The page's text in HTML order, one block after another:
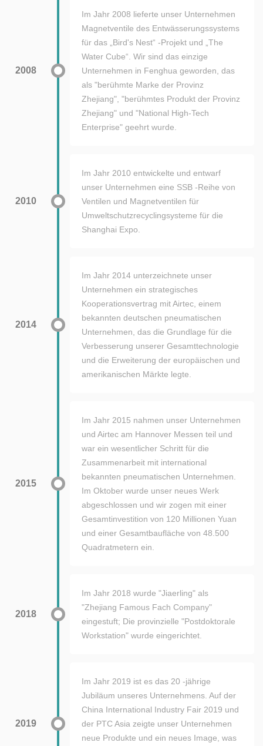
2008
Im Jahr 2008 lieferte unser Unternehmen
Magnetventile des Entwässerungssystems
für das „Bird's Nest“ -Projekt und „The
Water Cube“. Wir sind das einzige
Unternehmen in Fenghua geworden, das
als "berühmte Marke der Provinz
Zhejiang", "berühmtes Produkt der Provinz
Zhejiang" und "National High-Tech
Enterprise" geehrt wurde.
2010
Im Jahr 2010 entwickelte und entwarf
unser Unternehmen eine SSB -Reihe von
Ventilen und Magnetventilen für
Umweltschutzrecyclingsysteme für die
Shanghai Expo.
2014
Im Jahr 2014 unterzeichnete unser
Unternehmen ein strategisches
Kooperationsvertrag mit Airtec, einem
bekannten deutschen pneumatischen
Unternehmen, das die Grundlage für die
Verbesserung unserer Gesamttechnologie
und die Erweiterung der europäischen und
amerikanischen Märkte legte.
2015
Im Jahr 2015 nahmen unser Unternehmen
und Airtec am Hannover Messen teil und
war ein wesentlicher Schritt für die
Zusammenarbeit mit international
bekannten pneumatischen Unternehmen.
Im Oktober wurde unser neues Werk
abgeschlossen und wir zogen mit einer
Gesamtinvestition von 120 Millionen Yuan
und einer Gesamtbaufläche von 48.500
Quadratmetern ein.
2018
Im Jahr 2018 wurde "Jiaerling" als
"Zhejiang Famous Fach Company"
eingestuft; Die provinzielle "Postdoktorale
Workstation" wurde eingerichtet.
2019
Im Jahr 2019 ist es das 20 -jährige
Jubiläum unseres Unternehmens. Auf der
China International Industry Fair 2019 und
der PTC Asia zeigte unser Unternehmen
neue Produkte und ein neues Image, was